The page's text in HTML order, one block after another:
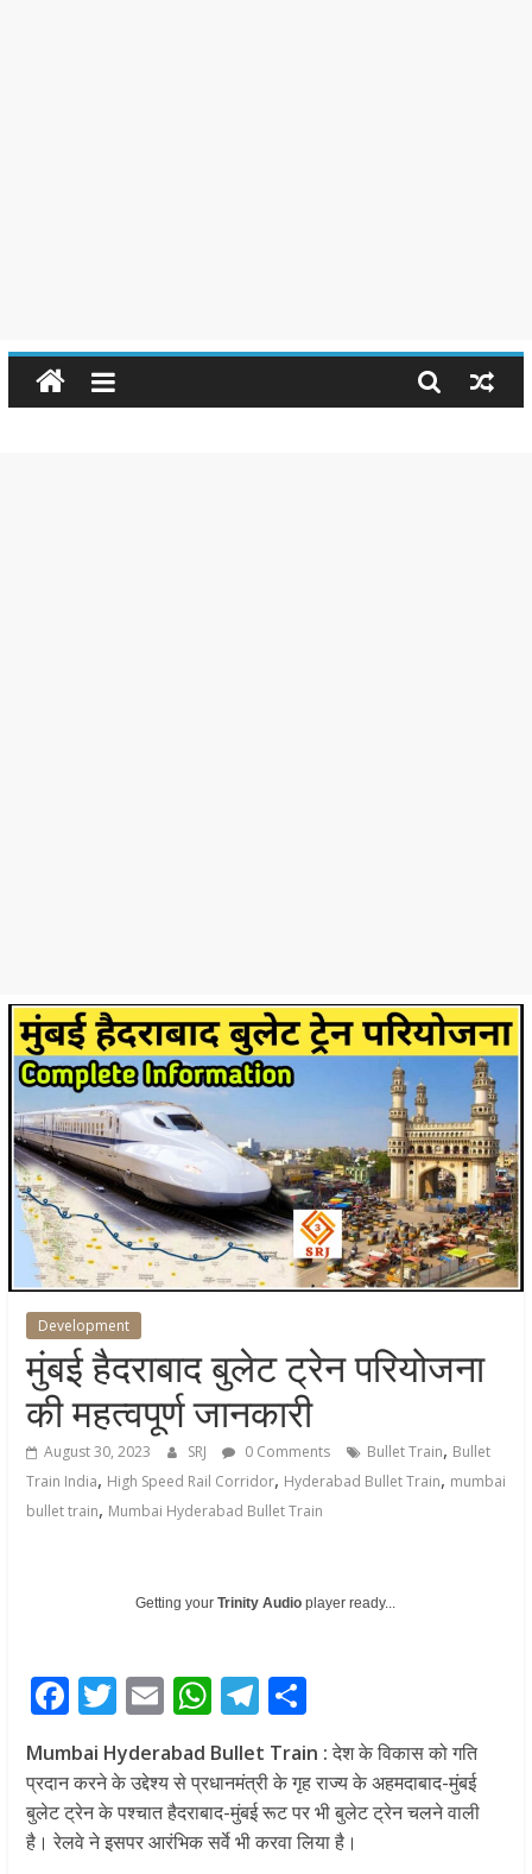
Development
मुंबई हैदराबाद बुलेट ट्रेन परियोजना
की महत्वपूर्ण जानकारी
August 30, 2023 SRJ 0 Comments Bullet Train, Bullet
Train India, High Speed Rail Corridor, Hyderabad Bullet Train, mumbai
bullet train, Mumbai Hyderabad Bullet Train
Getting your Trinity Audioplayer ready...
F
ac
e
b
o
T
w
itt
er
E
m
ai
l
W
h
at
s
A
T
el
e
gr
a
S
ar
e
Mumbai Hyderabad Bullet Train :देश के विकास को गति
प्रदान करने के उद्देश्य से प्रधानमंत्री के गृह राज्य के अहमदाबाद-मुंबई
बुलेट ट्रेन के पश्चात हैदराबाद-मुंबई रूट पर भी बुलेट ट्रेन चलने वाली
है। रेलवे ने इसपर आरंभिक सर्वे भी करवा लिया है।